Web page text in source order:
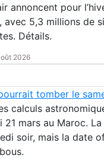
annoncent pour
avec 5,3 millions de
Détails.
2026
tomber le
calculs
21 mars au Maroc.
soir, mais la date